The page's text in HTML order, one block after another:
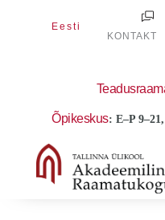
Eesti
KONTAKT
Õpikeskus: E–P